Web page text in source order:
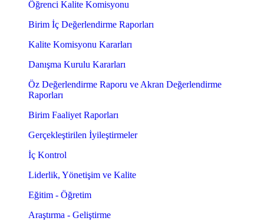
Öğrenci Kalite Komisyonu
Birim İç Değerlendirme Raporları
Kalite Komisyonu Kararları
Danışma Kurulu Kararları
Öz Değerlendirme Raporu ve Akran Değerlendirme
Raporları
Birim Faaliyet Raporları
Gerçekleştirilen İyileştirmeler
İç Kontrol
Liderlik, Yönetişim ve Kalite
Eğitim - Öğretim
Araştırma - Geliştirme